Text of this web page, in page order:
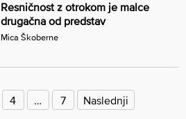
Resničnost z otrokom je malce
drugačna od predstav
Mica Škoberne
4 7 Naslednji